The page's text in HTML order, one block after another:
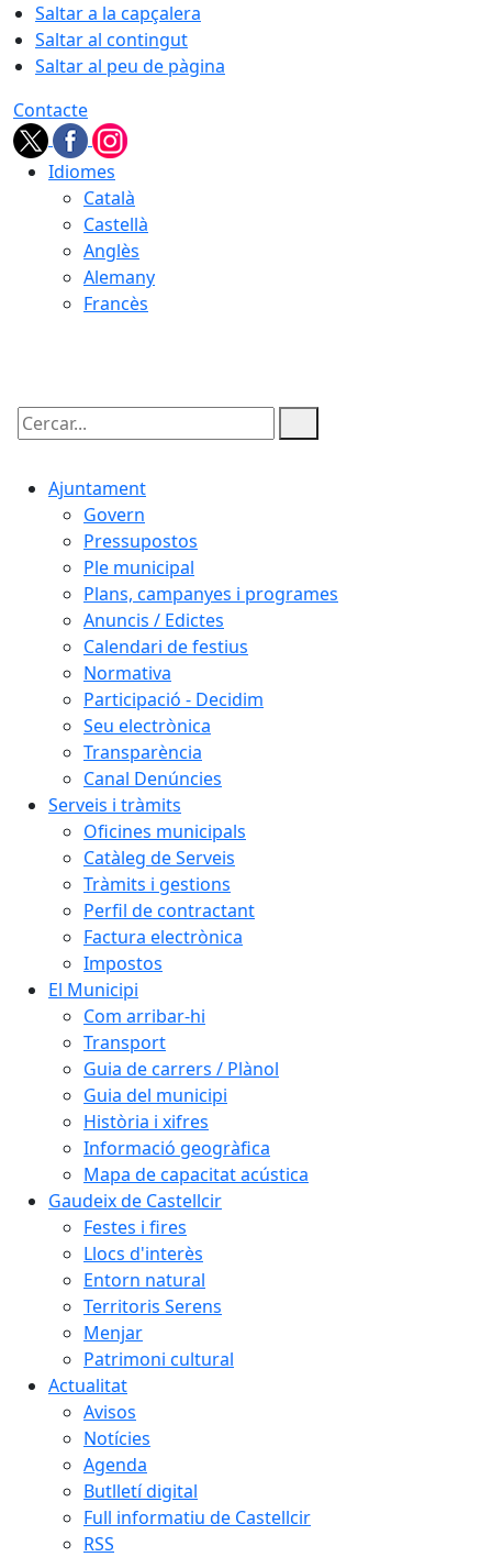
Saltar a la capçalera
Saltar al contingut
Saltar al peu de pàgina
Contacte
Idiomes
Català
Castellà
Anglès
Alemany
Francès
Cercar:
Ajuntament
Govern
Pressupostos
Ple municipal
Plans, campanyes i programes
Anuncis / Edictes
Calendari de festius
Normativa
Participació - Decidim
Seu electrònica
Transparència
Canal Denúncies
Serveis i tràmits
Oficines municipals
Catàleg de Serveis
Tràmits i gestions
Perfil de contractant
Factura electrònica
Impostos
El Municipi
Com arribar-hi
Transport
Guia de carrers / Plànol
Guia del municipi
Història i xifres
Informació geogràfica
Mapa de capacitat acústica
Gaudeix de Castellcir
Festes i fires
Llocs d'interès
Entorn natural
Territoris Serens
Menjar
Patrimoni cultural
Actualitat
Avisos
Notícies
Agenda
Butlletí digital
Full informatiu de Castellcir
RSS